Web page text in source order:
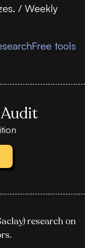
/ Weekly
Free tools
research on